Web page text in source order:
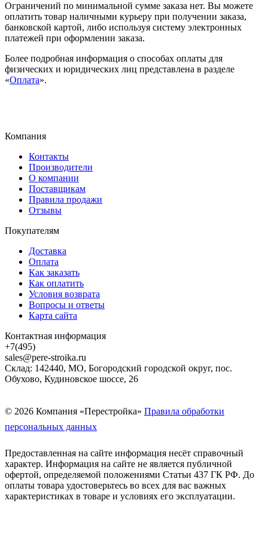
Ограничений по минимальной сумме заказа нет. Вы можете
оплатить товар наличными курьеру при получении заказа,
банковской картой, либо используя систему электронных
платежей при оформлении заказа.
Более подробная информация о способах оплаты для
физических и юридических лиц представлена в разделе
«Оплата».
Компания
Контакты
Производители
О компании
Поставщикам
Правила продажи
Отзывы
Покупателям
Доставка
Оплата
Как заказать
Как оплатить
Условия возврата
Вопросы и ответы
Карта сайта
Контактная информация
+7(495)
sales@pere-stroika.ru
Склад: 142440, МО, Богородский городской округ, пос.
Обухово, Кудиновское шоссе, 26
© 2026 Компания «Перестройка» Правила обработки
персональных данных
Предоставленная на сайте информация несёт справочный
характер. Информация на сайте не является публичной
офертой, определяемой положениями Статьи 437 ГК РФ. До
оплаты товара удостоверьтесь во всех для вас важных
характеристиках в товаре и условиях его эксплуатации.